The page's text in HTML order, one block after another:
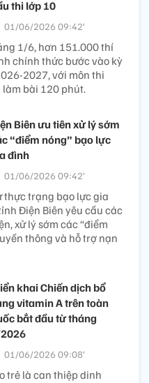
thi lớp 10
01/06/2026 09:42’
1/6, hơn 151.000 thí
chính thức bước vào kỳ
2027, với môn thi
bài 120 phút.
Biên ưu tiên xử lý sớm
“điểm nóng” bạo lực
đình
01/06/2026 09:42’
thực trạng bạo lực gia
Điện Biên yêu cầu các
xử lý sớm các “điểm
thông và hỗ trợ nạn
khai Chiến dịch bổ
vitamin A trên toàn
bắt đầu từ tháng
01/06/2026 09:08’
trẻ là can thiệp dinh